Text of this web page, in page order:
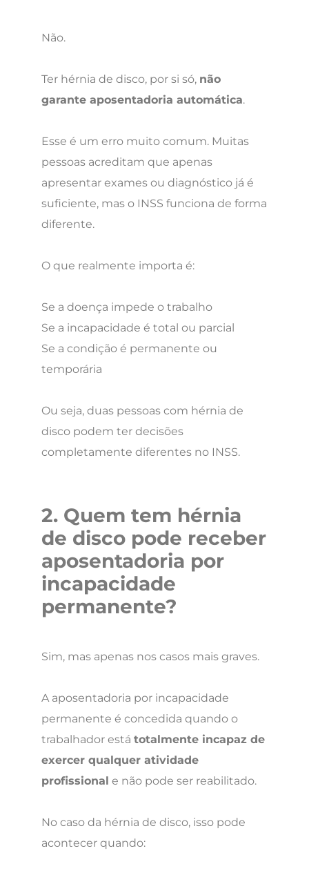
Não.
Ter hérnia de disco, por si só, não
garante aposentadoria automática.
Esse é um erro muito comum. Muitas
pessoas acreditam que apenas
apresentar exames ou diagnóstico já é
suficiente, mas o INSS funciona de forma
diferente.
O que realmente importa é:
Se a doença impede o trabalho
Se a incapacidade é total ou parcial
Se a condição é permanente ou
temporária
Ou seja, duas pessoas com hérnia de
disco podem ter decisões
completamente diferentes no INSS.
2. Quem tem hérnia
de disco pode receber
aposentadoria por
incapacidade
permanente?
Sim, mas apenas nos casos mais graves.
A aposentadoria por incapacidade
permanente é concedida quando o
trabalhador está totalmente incapaz de
exercer qualquer atividade
profissional e não pode ser reabilitado.
No caso da hérnia de disco, isso pode
acontecer quando: